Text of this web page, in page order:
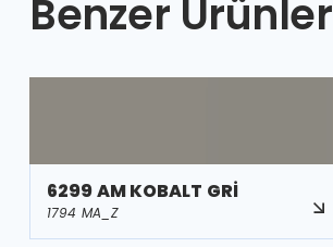
Benzer Ürünler
6299 AM KOBALT GRİ
1794 MA_Z